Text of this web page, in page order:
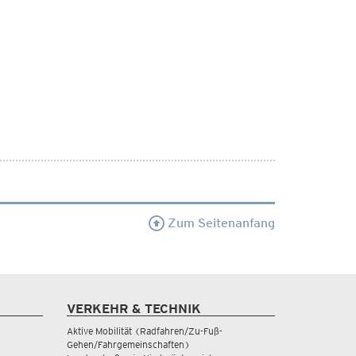
Zum Seitenanfang
VERKEHR & TECHNIK
Aktive Mobilität (Radfahren/Zu-Fuß-
Gehen/Fahrgemeinschaften)